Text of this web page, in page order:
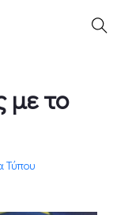
με το
Τύπου